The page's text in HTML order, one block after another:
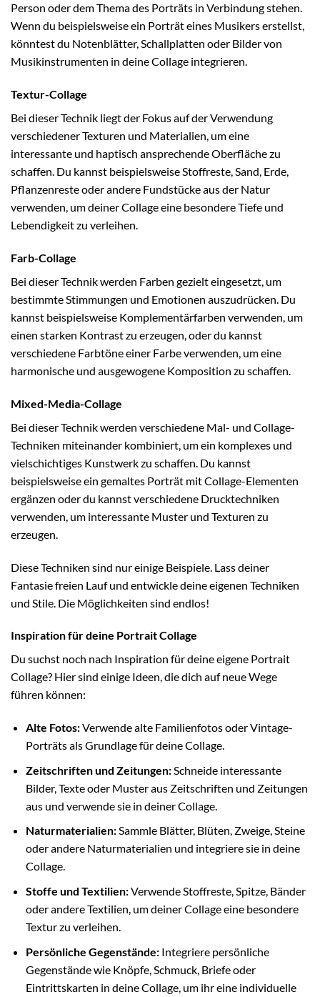
Person oder dem Thema des Porträts in Verbindung stehen.
Wenn du beispielsweise ein Porträt eines Musikers erstellst,
könntest du Notenblätter, Schallplatten oder Bilder von
Musikinstrumenten in deine Collage integrieren.
Textur-Collage
Bei dieser Technik liegt der Fokus auf der Verwendung
verschiedener Texturen und Materialien, um eine
interessante und haptisch ansprechende Oberfläche zu
schaffen. Du kannst beispielsweise Stoffreste, Sand, Erde,
Pflanzenreste oder andere Fundstücke aus der Natur
verwenden, um deiner Collage eine besondere Tiefe und
Lebendigkeit zu verleihen.
Farb-Collage
Bei dieser Technik werden Farben gezielt eingesetzt, um
bestimmte Stimmungen und Emotionen auszudrücken. Du
kannst beispielsweise Komplementärfarben verwenden, um
einen starken Kontrast zu erzeugen, oder du kannst
verschiedene Farbtöne einer Farbe verwenden, um eine
harmonische und ausgewogene Komposition zu schaffen.
Mixed-Media-Collage
Bei dieser Technik werden verschiedene Mal- und Collage-
Techniken miteinander kombiniert, um ein komplexes und
vielschichtiges Kunstwerk zu schaffen. Du kannst
beispielsweise ein gemaltes Porträt mit Collage-Elementen
ergänzen oder du kannst verschiedene Drucktechniken
verwenden, um interessante Muster und Texturen zu
erzeugen.
Diese Techniken sind nur einige Beispiele. Lass deiner
Fantasie freien Lauf und entwickle deine eigenen Techniken
und Stile. Die Möglichkeiten sind endlos!
Inspiration für deine Portrait Collage
Du suchst noch nach Inspiration für deine eigene Portrait
Collage? Hier sind einige Ideen, die dich auf neue Wege
führen können:
Alte Fotos:Verwende alte Familienfotos oder Vintage-
Porträts als Grundlage für deine Collage.
Zeitschriften und Zeitungen:Schneide interessante
Bilder, Texte oder Muster aus Zeitschriften und Zeitungen
aus und verwende sie in deiner Collage.
Naturmaterialien:Sammle Blätter, Blüten, Zweige, Steine
oder andere Naturmaterialien und integriere sie in deine
Collage.
Stoffe und Textilien:Verwende Stoffreste, Spitze, Bänder
oder andere Textilien, um deiner Collage eine besondere
Textur zu verleihen.
Persönliche Gegenstände:Integriere persönliche
Gegenstände wie Knöpfe, Schmuck, Briefe oder
Eintrittskarten in deine Collage, um ihr eine individuelle